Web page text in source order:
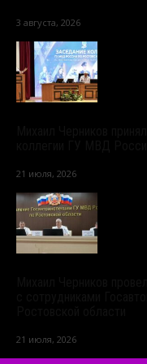
3 августа, 2026
21 июля, 2026
21 июля, 2026